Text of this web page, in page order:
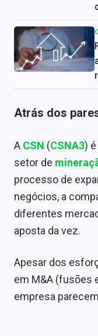
Atrás dos
A CSN (CSNA3)
setor de
processo de
negócios, a
diferentes
aposta da vez.
Apesar dos
em M&A (fusões
empresa